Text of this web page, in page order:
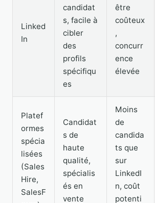
Linked
In
candidat
s, facile à
cibler
des
profils
spécifiqu
es
être
coûteux
,
concurr
ence
élevée
Platef
ormes
spécia
lisées
(Sales
Hire,
SalesF
Candidat
s de
haute
qualité,
spécialis
és en
vente
Moins
de
candida
ts que
sur
LinkedI
n, coût
potenti